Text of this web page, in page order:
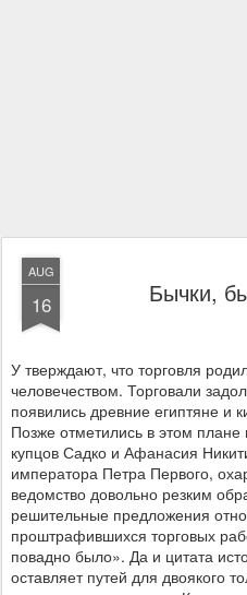
AUG
16 Бычки,
У тверждают, что торговля
человечеством. Торговали
появились древние египтяне и
Позже отметились в этом
купцов Садко и Афанасия
императора Петра Первого,
ведомство довольно резким
решительные предложения
проштрафившихся торговых
повадно было». Да и цитата
оставляет путей для двоякого